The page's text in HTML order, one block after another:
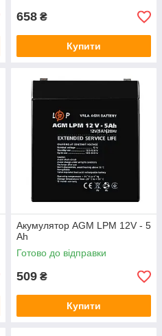
658 ₴
Купити
Акумулятор AGM LPM 12V - 5
Ah
Готово до відправки
509 ₴
Купити